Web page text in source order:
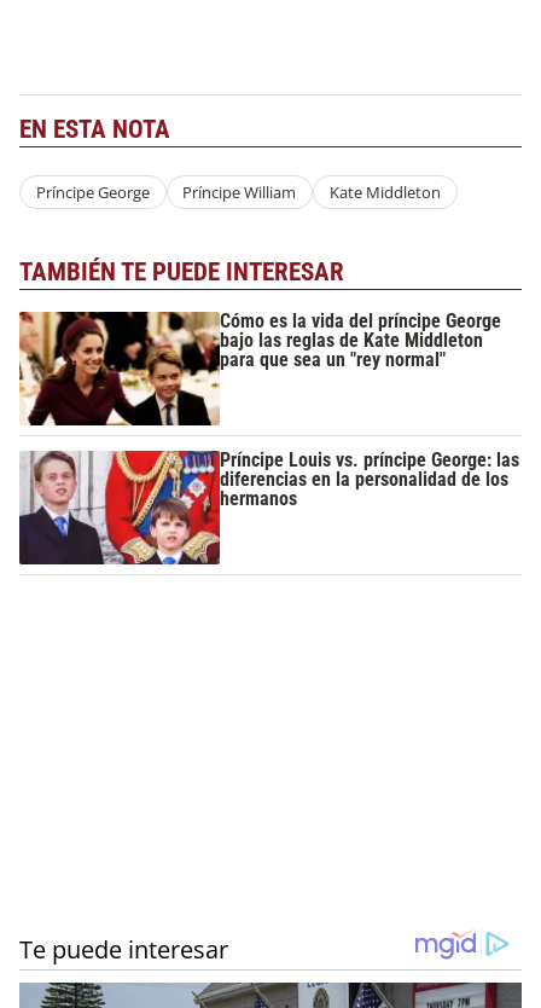
EN ESTA NOTA
Príncipe George Príncipe William Kate Middleton
TAMBIÉN TE PUEDE INTERESAR
Cómo es la vida del príncipe George
bajo las reglas de Kate Middleton
para que sea un "rey normal"
Príncipe Louis vs. príncipe George: las
diferencias en la personalidad de los
hermanos